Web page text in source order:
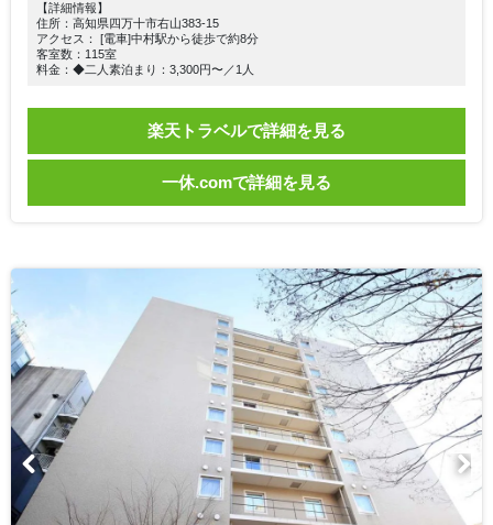
【詳細情報】
住所：高知県四万十市右山383-15
アクセス： [電車]中村駅から徒歩で約8分
客室数：115室
料金：◆二人素泊まり：3,300円〜／1人
楽天トラベルで詳細を見る
一休.comで詳細を見る